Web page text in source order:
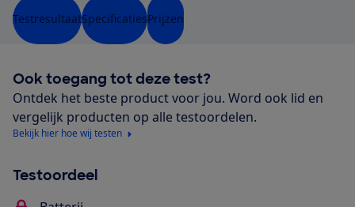
TestresultaatSpecificatiesPrijzen
Ook toegang tot deze test?
Ontdek het beste product voor jou. Word ook lid en
vergelijk producten op alle testoordelen.
Bekijk hier hoe wij testen
Testoordeel